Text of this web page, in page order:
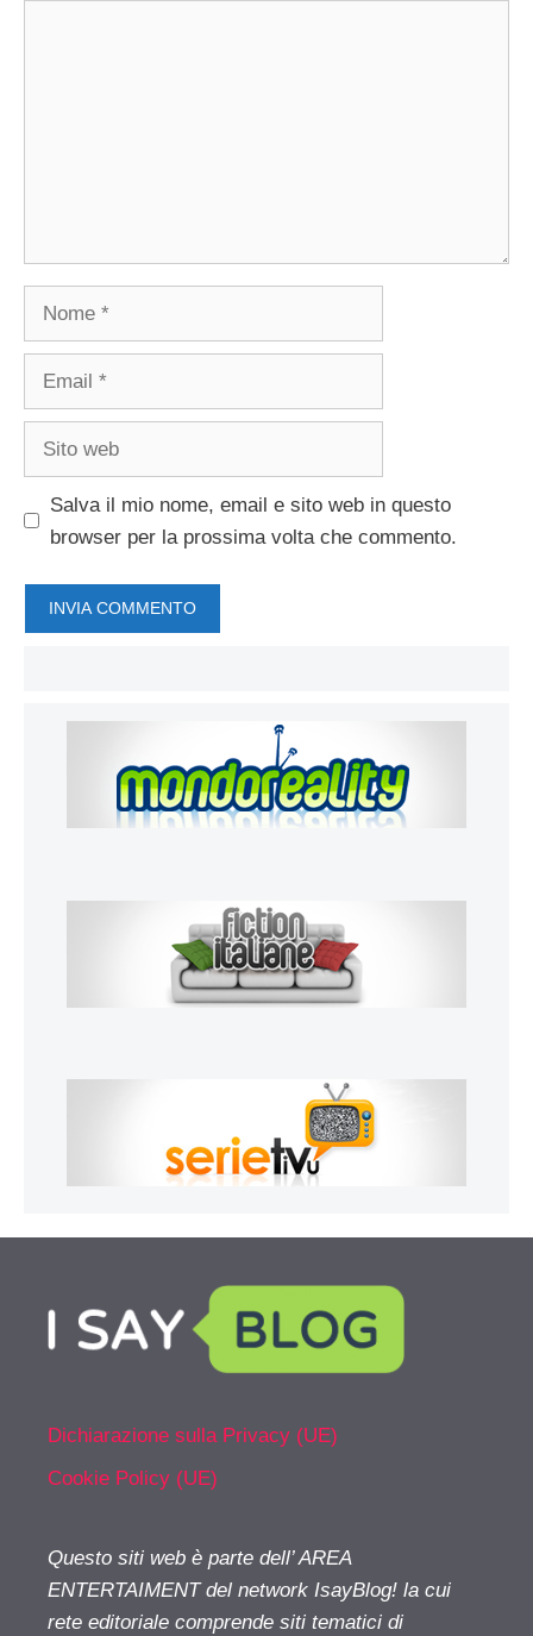
Salva il mio nome, email e sito web in questo
browser per la prossima volta che commento.
Dichiarazione sulla Privacy (UE)
Cookie Policy (UE)
Questo siti web è parte dell’ AREA
ENTERTAIMENT del network IsayBlog! la cui
rete editoriale comprende siti tematici di